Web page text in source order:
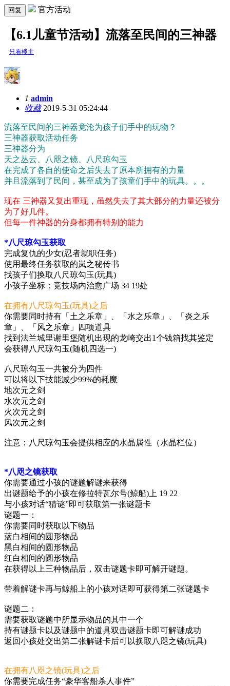
回复 官方活动
【6.1儿童节活动】流落至民间的三神器
只看楼主
1 admin
收藏2019-5-31 05:24:44
流落至民间的三神器竟沦为孩子们手中的玩物？
三神器获取活动任务
三神器分为
天之丛云、八咫之镜、八尺琼勾玉
在完成了各自的使命之后失去了原本所拥有的力量
并且流落到了民间，甚至成为了孩童们手中的玩具。。。
现在 三神器又复出重现，虽然失去了其大部分的力量还被分
为了好几件。
但每一件神器的分身都拥有特别的能力
*八尺琼勾玉获取
完成复仇的少女(忍者就职任务)
使用最终任务获取的岚之秘传书
找孩子们换取八尺琼勾玉(玩具)
小孩子坐标：竞技场内治愈广场 34 19处
在拥有八尺琼勾玉(玩具)之后
你需要同时持有「土之乐章」、「水之乐章」、「炎之乐
章」、「风之乐章」四项道具
找到法兰城里谢里堡随机出现的龙崎交出1个钱箱找其鉴定
会获得八尺琼勾玉(随机四选一)
八尺琼勾玉一共被分为四件
可以将以下技能减少99%的耗魔
地次元之剑
水次元之剑
火次元之剑
风次元之剑
注意：八尺琼勾玉会提供相应的水晶属性（水晶栏位）
*八咫之镜获取
你需要通过小孩的谜题解谜来获得
出谜题给予的小孩在修拉特瓦尔号(鲸船)上 19 22
与小孩对话“猜谜”即可获取第一张谜题卡
谜题一：
你需要同时获取以下物品
蓝白相间的圆形物品
黑白相间的圆形物品
红白相间的圆形物品
在获得以上三种物品后，双击谜题卡即可解开谜题。
带着解谜卡再与鲸船上的小孩对话即可获得第二张谜题卡
谜题二：
需要获取谜题中所显示物品的其中一个
持有谜题卡以及谜题中的道具双击谜题卡即可解谜成功
返回小孩处交出第二张解谜卡后可以换取八咫之镜(玩具)
在拥有八咫之镜(玩具)之后
你需要完成任务“豪华客船杀人事件”